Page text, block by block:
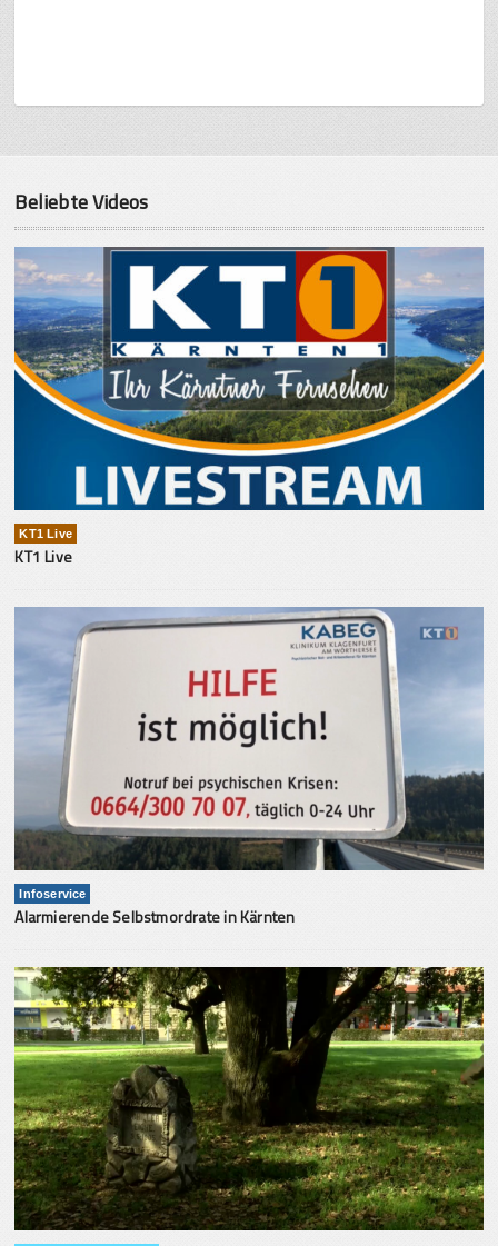
Beliebte Videos
KT1 Live
KT1 Live
Infoservice
Alarmierende Selbstmordrate in Kärnten